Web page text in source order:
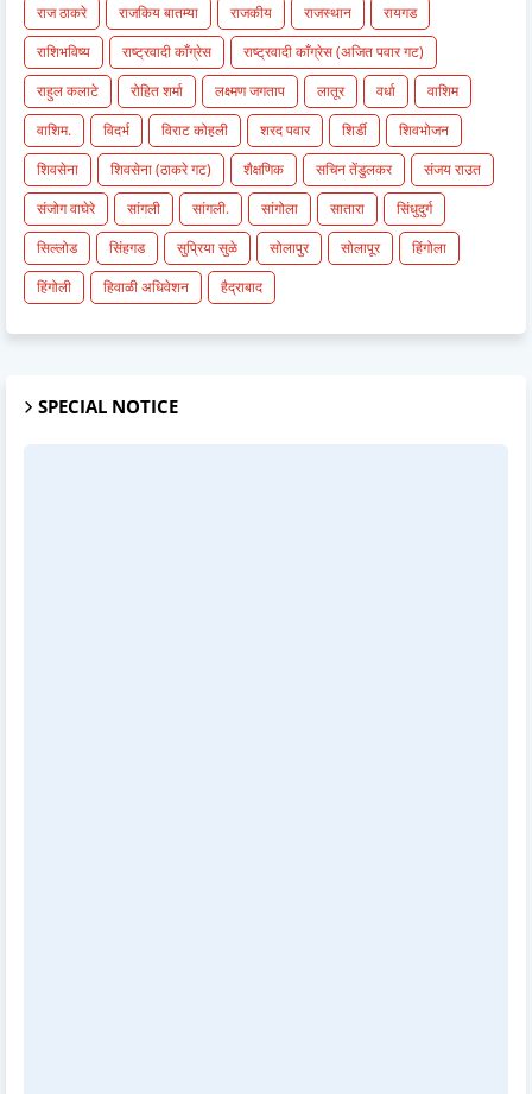
राज ठाकरे राजकिय बातम्या राजकीय राजस्थान
रायगड
राशिभविष्य
राष्ट्रवादी काँग्रेस
राष्ट्रवादी काँग्रेस (अजित पवार गट)
राहुल कलाटे
रोहित शर्मा लक्ष्मण जगताप लातूर वर्धा
वाशिम
वाशिम.
विदर्भ विराट कोहली शरद पवार शिर्डी
शिवभोजन
शिवसेना
शिवसेना (ठाकरे गट) शैक्षणिक सचिन तेंडुलकर
संजय राउत
संजोग वाघेरे
सांगली सांगली. सांगोला सातारा
सिंधुदुर्ग
सिल्लोड
सिंहगड सुप्रिया सुळे सोलापुर सोलापूर
हिंगोला
हिंगोली
हिवाळी अधिवेशन हैद्राबाद
SPECIAL NOTICE